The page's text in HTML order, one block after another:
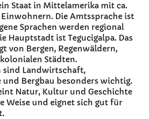
Staat in Mittelamerika mit ca.
Die Amtssprache ist
Sprachen werden regional
Hauptstadt ist Tegucigalpa. Das
von Bergen, Regenwäldern,
Städten.
Landwirtschaft,
Bergbau besonders wichtig.
Natur, Kultur und Geschichte
Weise und eignet sich gut für